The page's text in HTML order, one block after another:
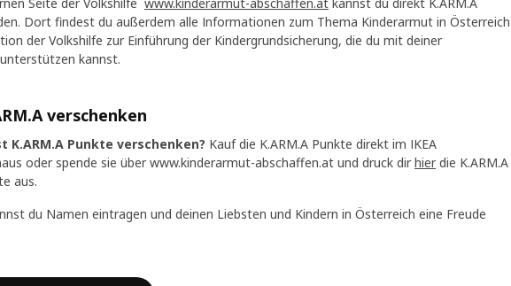
Dort findest du außerdem alle Informationen zum Thema Kinderarmut in Österreich
der Volkshilfe zur Einführung der Kindergrundsicherung, die du mit deiner
kannst.
verschenken
K.ARM.A Punkte verschenken? Kauf die K.ARM.A Punkte direkt im IKEA
oder spende sie über www.kinderarmut-abschaffen.at und druck dir hier die K.ARM.A
aus.
du Namen eintragen und deinen Liebsten und Kindern in Österreich eine Freude